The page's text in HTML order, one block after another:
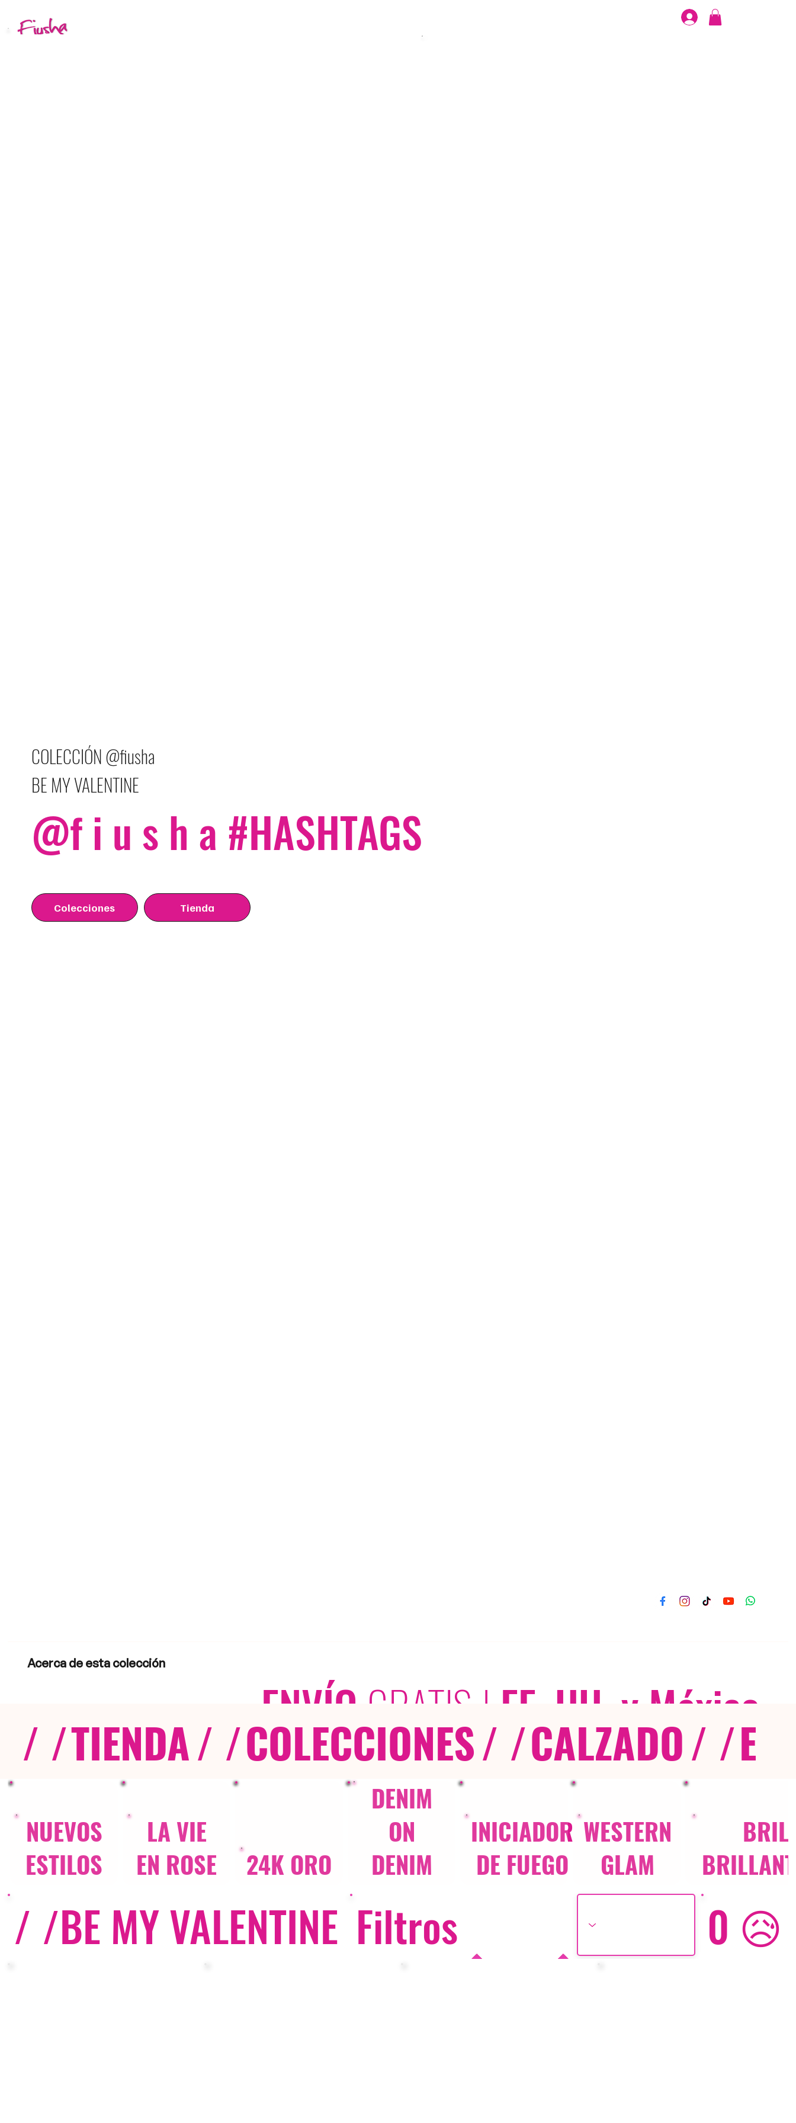
COLECCIÓN @fiusha
BE MY VALENTINE
@f i u s h a #HASHTAGS
Colecciones Tienda
Acerca de esta colección
ENVÍO GRATIS | EE. UU. y México
/ /TIENDA/ /COLECCIONES/ /CALZADO/ /
NUEVOS
ESTILOS
LA VIE
EN ROSE
24K ORO
DENIM
ON
DENIM
INICIADOR
DE FUEGO
WESTERN
GLAM
/ /BE MY VALENTINE Filtros 0 😥